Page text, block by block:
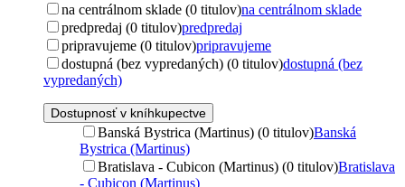
na centrálnom sklade (0 titulov)na centrálnom sklade
predpredaj (0 titulov)predpredaj
pripravujeme (0 titulov)pripravujeme
dostupná (bez vypredaných) (0 titulov)dostupná (bez
vypredaných)
Dostupnosť v kníhkupectve
Banská Bystrica (Martinus) (0 titulov)Banská
Bystrica (Martinus)
Bratislava - Cubicon (Martinus) (0 titulov)Bratislava
- Cubicon (Martinus)